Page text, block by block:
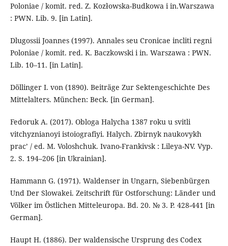
Poloniae / komit. red. Z. Kozłowska-Budkowa i in.War­szawa
: PWN. Lib. 9. [in Latin].
Dlugossii Joannes (1997). Annales seu Cronicae incliti regni
Poloniae / komit. red. K. Baczkowski i in. Warszawa : PWN.
Lib. 10–11. [in Latin].
Döllinger I. von (1890). Beiträge Zur Sektengeschichte Des
Mittelalters. München: Beck. [in German].
Fedoruk A. (2017). Obloga Halycha 1387 roku u svitli
vitchyznianoyi istoiografiyi. Halych. Zbirnyk naukovykh
prac’ / ed. М. Voloshchuk. Ivano-Frankivsk : Lileya-NV. Vyp.
2. S. 194–206 [in Ukrainian].
Hammann G. (1971). Waldenser in Ungarn, Siebenbürgen
Und Der Slowakei. Zeitschrift für Ostforschung: Länder und
Völker im Östlichen Mitteleuropa. Bd. 20. № 3. P. 428-441 [in
German].
Haupt H. (1886). Der waldensische Ursprung des Codex